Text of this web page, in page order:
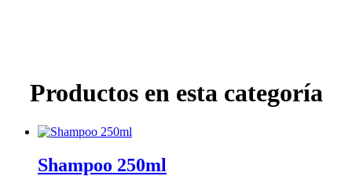
Productos en esta categoría
Shampoo 250ml